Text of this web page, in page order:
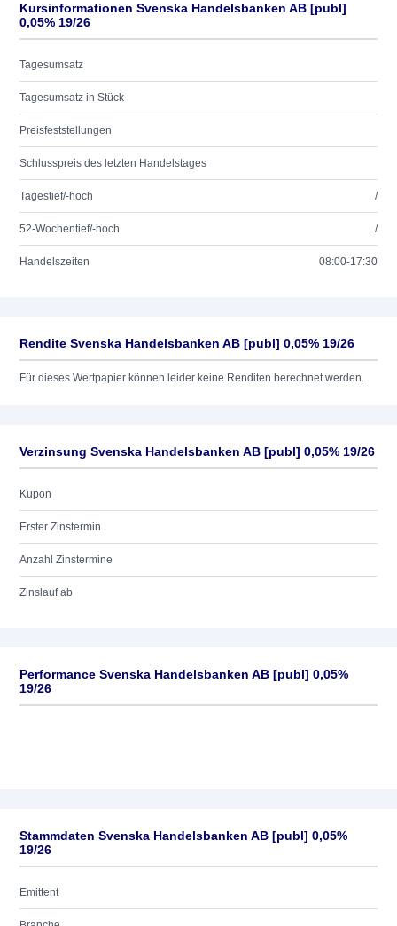
Kursinformationen Svenska Handelsbanken AB [publ]
0,05% 19/26
Tagesumsatz
Tagesumsatz in Stück
Preisfeststellungen
Schlusspreis des letzten Handelstages
Tagestief/-hoch /
52-Wochentief/-hoch /
Handelszeiten 08:00-17:30
Rendite Svenska Handelsbanken AB [publ] 0,05% 19/26
Für dieses Wertpapier können leider keine Renditen berechnet werden.
Verzinsung Svenska Handelsbanken AB [publ] 0,05% 19/26
Kupon
Erster Zinstermin
Anzahl Zinstermine
Zinslauf ab
Performance Svenska Handelsbanken AB [publ] 0,05%
19/26
Stammdaten Svenska Handelsbanken AB [publ] 0,05%
19/26
Emittent